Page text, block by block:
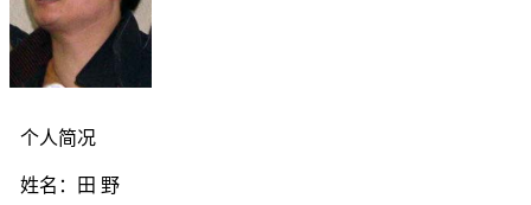
个人简况
姓名：田 野